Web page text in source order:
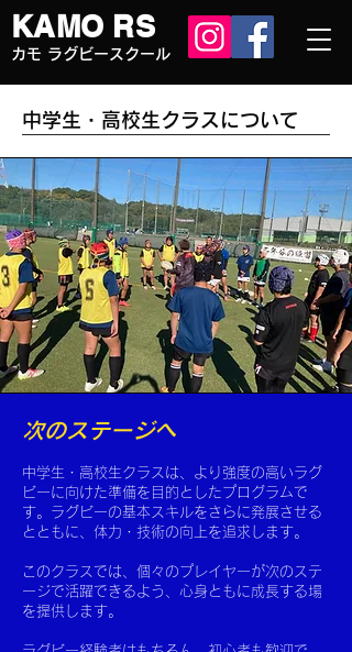
KAMO RS
カモ ラグビースクール
中学生・高校生クラスについて
次のステージへ
中学生・高校生クラスは、より強度の高いラグ
ビーに向けた準備を目的としたプログラムで
す。ラグビーの基本スキルをさらに発展させる
とともに、体力・技術の向上を追求します。
このクラスでは、個々のプレイヤーが次のステ
ージで活躍できるよう、心身ともに成長する場
を提供します。